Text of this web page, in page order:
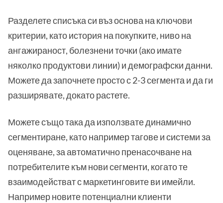
Разделете списъка си въз основа на ключови
критерии, като история на покупките, ниво на
ангажираност, болезнени точки (ако имате
няколко продуктови линии) и демографски данни.
Можете да започнете просто с 2-3 сегмента и да ги
разширявате, докато растете.
Можете също така да използвате динамично
сегментиране, като например тагове и системи за
оценяване, за автоматично пренасочване на
потребителите към нови сегменти, когато те
взаимодействат с маркетинговите ви имейли.
Например новите потенциални клиенти